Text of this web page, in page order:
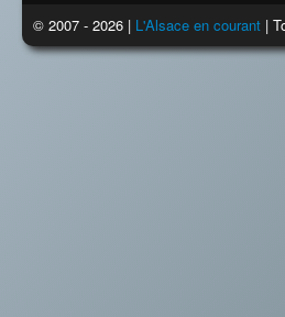
© 2007 - 2026 | L'Alsace en courant |